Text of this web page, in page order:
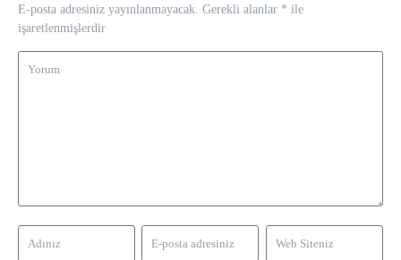
E-posta adresiniz yayınlanmayacak. Gerekli alanlar * ile
işaretlenmişlerdir